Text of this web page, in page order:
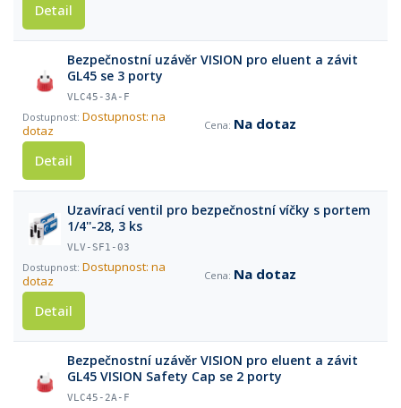
Detail
Bezpečnostní uzávěr VISION pro eluent a závit
GL45 se 3 porty
VLC45-3A-F
Dostupnost: na
dotaz
Na dotaz
Detail
Uzavírací ventil pro bezpečnostní víčky s portem
1/4''-28, 3 ks
VLV-SF1-03
Dostupnost: na
dotaz
Na dotaz
Detail
Bezpečnostní uzávěr VISION pro eluent a závit
GL45 VISION Safety Cap se 2 porty
VLC45-2A-F